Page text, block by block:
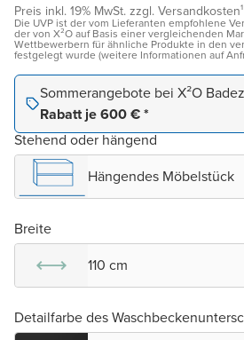
Preis inkl. 19% MwSt. zzgl. Versandkosten¹
Die UVP ist der vom Lieferanten empfohlene
der von X²O auf Basis einer vergleichenden
Wettbewerbern für ähnliche Produkte in den
festgelegt wurde (weitere Informationen auf
Sommerangebote bei X²O
Rabatt je 600 € *
Stehend oder hängend
Hängendes Möbelstück
Breite
110 cm
Detailfarbe des